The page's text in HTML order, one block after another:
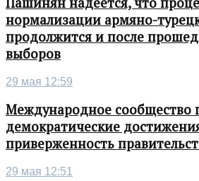
нормализации армяно-
продолжится и после
выборов
29 мая 12:59
Международное сообщество
демократические
приверженность
29 мая 12:51